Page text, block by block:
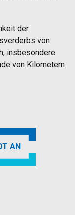
der
von
insbesondere
von Kilometern
AN